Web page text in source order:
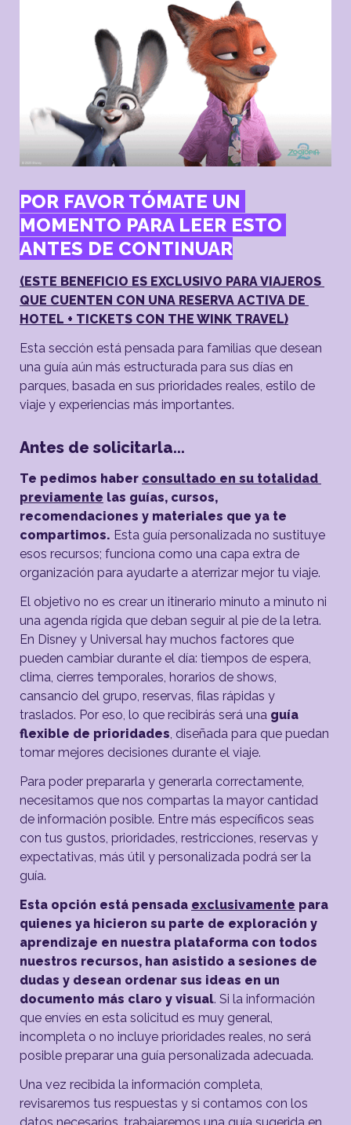
POR FAVOR TÓMATE UN
MOMENTO PARA LEER ESTO
ANTES DE CONTINUAR
(ESTE BENEFICIO ES EXCLUSIVO PARA VIAJEROS
QUE CUENTEN CON UNA RESERVA ACTIVA DE
HOTEL + TICKETS CON THE WINK TRAVEL)
Esta sección está pensada para familias que desean
una guía aún más estructurada para sus días en
parques, basada en sus prioridades reales, estilo de
viaje y experiencias más importantes.
Antes de solicitarla...
Te pedimos haber consultado en su totalidad
previamente las guías, cursos,
recomendaciones y materiales que ya te
compartimos. Esta guía personalizada no sustituye
esos recursos; funciona como una capa extra de
organización para ayudarte a aterrizar mejor tu viaje.
El objetivo no es crear un itinerario minuto a minuto ni
una agenda rígida que deban seguir al pie de la letra.
En Disney y Universal hay muchos factores que
pueden cambiar durante el día: tiempos de espera,
clima, cierres temporales, horarios de shows,
cansancio del grupo, reservas, filas rápidas y
traslados. Por eso, lo que recibirás será una guía
flexible de prioridades, diseñada para que puedan
tomar mejores decisiones durante el viaje.
Para poder prepararla y generarla correctamente,
necesitamos que nos compartas la mayor cantidad
de información posible. Entre más específicos seas
con tus gustos, prioridades, restricciones, reservas y
expectativas, más útil y personalizada podrá ser la
guía.
Esta opción está pensada exclusivamente para
quienes ya hicieron su parte de exploración y
aprendizaje en nuestra plataforma con todos
nuestros recursos, han asistido a sesiones de
dudas y desean ordenar sus ideas en un
documento más claro y visual. Si la información
que envíes en esta solicitud es muy general,
incompleta o no incluye prioridades reales, no será
posible preparar una guía personalizada adecuada.
Una vez recibida la información completa,
revisaremos tus respuestas y si contamos con los